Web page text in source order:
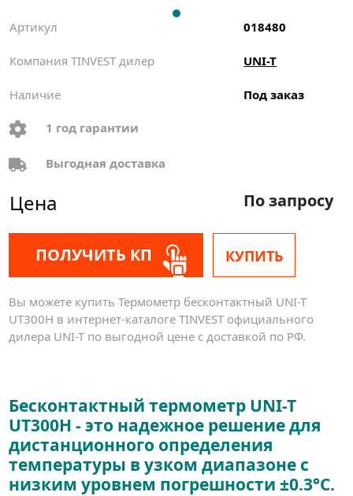
Артикул 018480
Компания TINVEST дилер UNI-T
Наличие Под заказ
1 год гарантии
Выгодная доставка
Цена По запросу
ПОЛУЧИТЬ КП КУПИТЬ
Вы можете купить Термометр бесконтактный UNI-T
UT300H в интернет-каталоге TINVEST официального
дилера UNI-T по выгодной цене с доставкой по РФ.
Бесконтактный термометр UNI-T
UT300H - это надежное решение для
дистанционного определения
температуры в узком диапазоне с
низким уровнем погрешности ±0.3°C.